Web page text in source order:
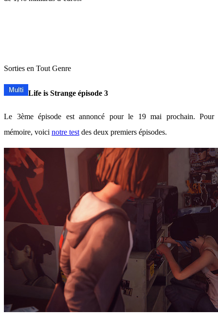
Sorties en Tout Genre
Life is Strange épisode 3
Le 3ème épisode est annoncé pour le 19 mai prochain. Pour
mémoire, voici notre test des deux premiers épisodes.